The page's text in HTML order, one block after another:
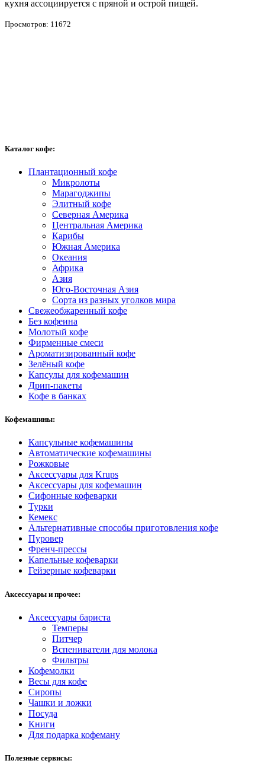
кухня ассоциируется с пряной и острой пищей.
Просмотров: 11672
Каталог кофе:
Плантационный кофе
Микролоты
Марагоджипы
Элитный кофе
Северная Америка
Центральная Америка
Карибы
Южная Америка
Океания
Африка
Азия
Юго-Восточная Азия
Сорта из разных уголков мира
Свежеобжаренный кофе
Без кофеина
Молотый кофе
Фирменные смеси
Ароматизированный кофе
Зелёный кофе
Капсулы для кофемашин
Дрип-пакеты
Кофе в банках
Кофемашины:
Капсульные кофемашины
Автоматические кофемашины
Рожковые
Аксессуары для Krups
Аксессуары для кофемашин
Сифонные кофеварки
Турки
Кемекс
Альтернативные способы приготовления кофе
Пуровер
Френч-прессы
Капельные кофеварки
Гейзерные кофеварки
Аксессуары и прочее:
Аксессуары бариста
Темперы
Питчер
Вспениватели для молока
Фильтры
Кофемолки
Весы для кофе
Сиропы
Чашки и ложки
Посуда
Книги
Для подарка кофеману
Полезные сервисы: